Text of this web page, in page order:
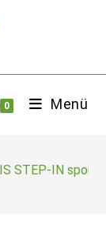
0 Menü
STEP-IN